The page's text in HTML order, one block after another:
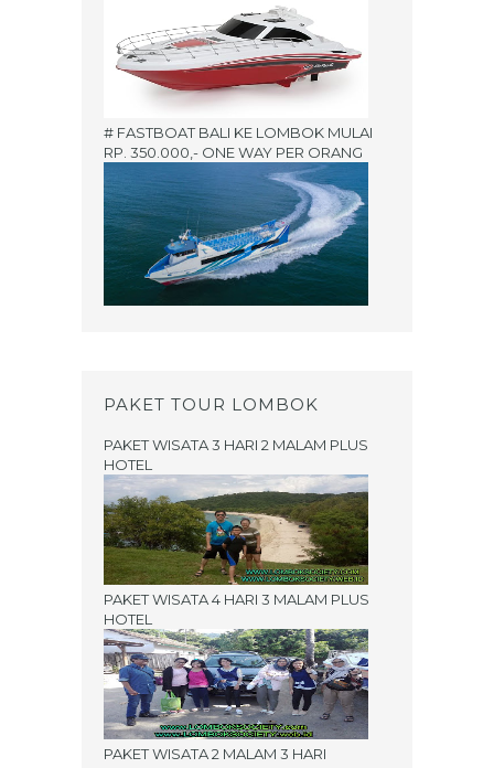
# FASTBOAT BALI KE LOMBOK MULAI
RP. 350.000,- ONE WAY PER ORANG
PAKET TOUR LOMBOK
PAKET WISATA 3 HARI 2 MALAM PLUS
HOTEL
PAKET WISATA 4 HARI 3 MALAM PLUS
HOTEL
PAKET WISATA 2 MALAM 3 HARI